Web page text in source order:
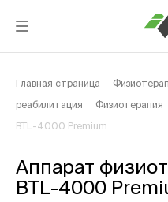
Главная страница
реабилитация Физиотерапия
BTL-4000 Premium
Аппарат
BTL-4000